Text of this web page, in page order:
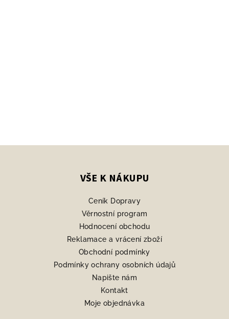
Z
VŠE K NÁKUPU
Ceník Dopravy
Věrnostní program
Hodnocení obchodu
Reklamace a vrácení zboží
Obchodní podmínky
Podmínky ochrany osobních údajů
Napište nám
Kontakt
Moje objednávka